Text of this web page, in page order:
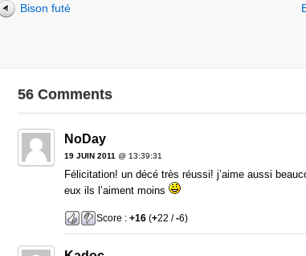
Bison futé
56 Comments
NoDay
19 JUIN 2011 @ 13:39:31
Félicitation! un décé très réussi! j’aime aussi
eux ils l’aiment moins
Score : +16(+22 /-6)